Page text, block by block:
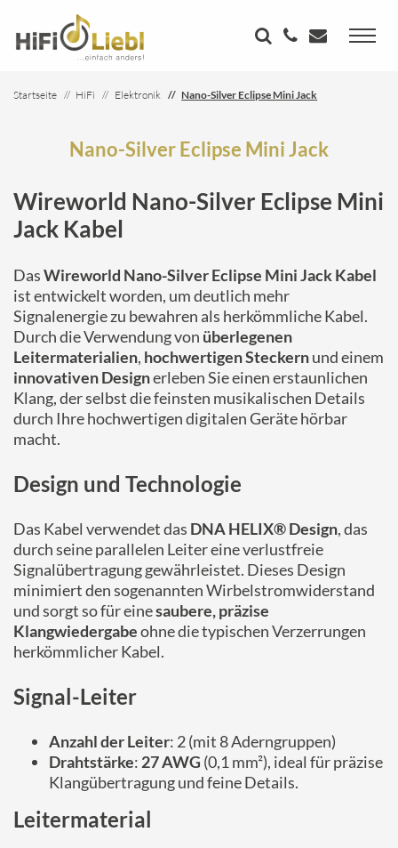
Startseite HiFi Elektronik Nano-Silver Eclipse Mini Jack
Nano-Silver Eclipse Mini Jack
Wireworld Nano-Silver Eclipse Mini
Jack Kabel
DasWireworld Nano-Silver Eclipse Mini Jack Kabel
ist entwickelt worden, um deutlich mehr
Signalenergie zu bewahren als herkömmliche Kabel.
Durch die Verwendung von überlegenen
Leitermaterialien, hochwertigen Steckernund einem
innovativen Designerleben Sie einen erstaunlichen
Klang, der selbst die feinsten musikalischen Details
durch Ihre hochwertigen digitalen Geräte hörbar
macht.
Design und Technologie
Das Kabel verwendet das DNA HELIX® Design, das
durch seine parallelen Leiter eine verlustfreie
Signalübertragung gewährleistet. Dieses Design
minimiert den sogenannten Wirbelstromwiderstand
und sorgt so für einesaubere, präzise
Klangwiedergabeohne die typischen Verzerrungen
herkömmlicher Kabel.
Signal-Leiter
Anzahl der Leiter: 2 (mit 8 Aderngruppen)
Drahtstärke: 27 AWG (0,1 mm²), ideal für präzise
Klangübertragung und feine Details.
Leitermaterial